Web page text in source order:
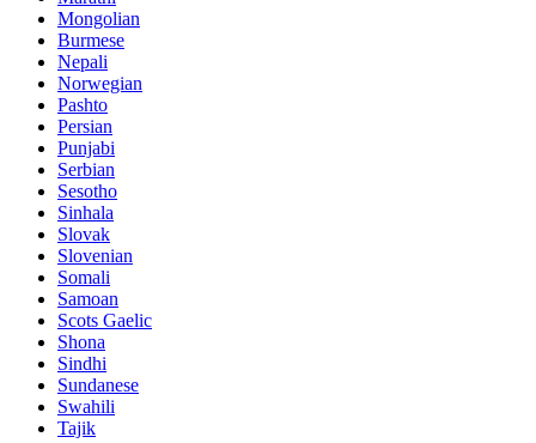
Mongolian
Burmese
Nepali
Norwegian
Pashto
Persian
Punjabi
Serbian
Sesotho
Sinhala
Slovak
Slovenian
Somali
Samoan
Scots Gaelic
Shona
Sindhi
Sundanese
Swahili
Tajik